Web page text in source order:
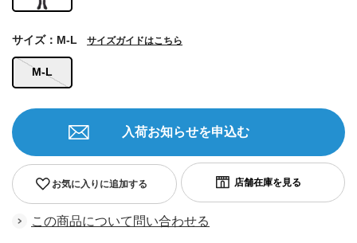
M-L
サイズ：M-L サイズガイドはこちら
お気に入りに追加する
入荷お知らせを申込む
この商品について問い合わせる